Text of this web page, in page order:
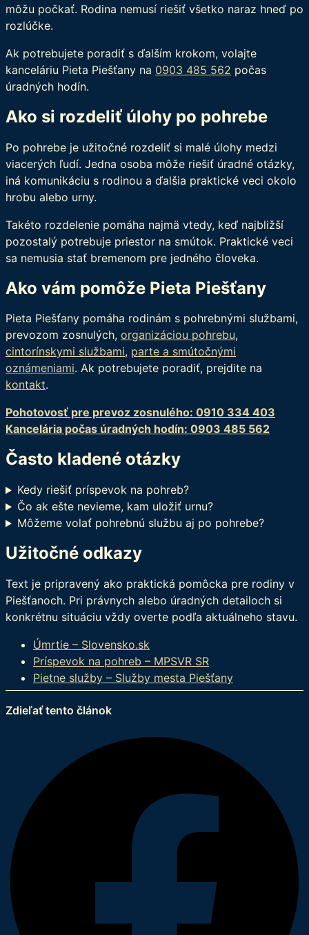
môžu počkať. Rodina nemusí riešiť všetko naraz hneď po
rozlúčke.
Ak potrebujete poradiť s ďalším krokom, volajte
kanceláriu Pieta Piešťany na 0903 485 562 počas
úradných hodín.
Ako si rozdeliť úlohy po pohrebe
Po pohrebe je užitočné rozdeliť si malé úlohy medzi
viacerých ľudí. Jedna osoba môže riešiť úradné otázky,
iná komunikáciu s rodinou a ďalšia praktické veci okolo
hrobu alebo urny.
Takéto rozdelenie pomáha najmä vtedy, keď najbližší
pozostalý potrebuje priestor na smútok. Praktické veci
sa nemusia stať bremenom pre jedného človeka.
Ako vám pomôže Pieta Piešťany
Pieta Piešťany pomáha rodinám s pohrebnými službami,
prevozom zosnulých, organizáciou pohrebu,
cintorínskymi službami, parte a smútočnými
oznámeniami. Ak potrebujete poradiť, prejdite na
kontakt.
Pohotovosť pre prevoz zosnulého: 0910 334 403
Kancelária počas úradných hodín: 0903 485 562
Často kladené otázky
Kedy riešiť príspevok na pohreb?
Čo ak ešte nevieme, kam uložiť urnu?
Môžeme volať pohrebnú službu aj po pohrebe?
Užitočné odkazy
Text je pripravený ako praktická pomôcka pre rodiny v
Piešťanoch. Pri právnych alebo úradných detailoch si
konkrétnu situáciu vždy overte podľa aktuálneho stavu.
Úmrtie – Slovensko.sk
Príspevok na pohreb – MPSVR SR
Pietne služby – Služby mesta Piešťany
Zdieľať tento článok